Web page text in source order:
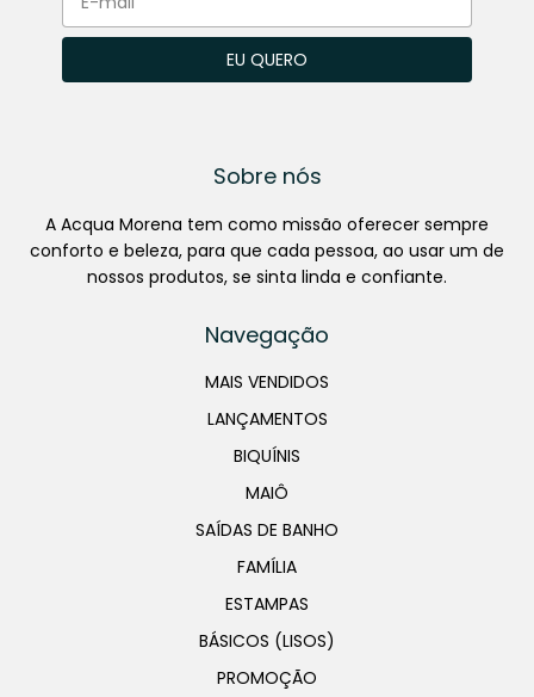
Sobre nós
A Acqua Morena tem como missão oferecer sempre
conforto e beleza, para que cada pessoa, ao usar um de
nossos produtos, se sinta linda e confiante.
Navegação
MAIS VENDIDOS
LANÇAMENTOS
BIQUÍNIS
MAIÔ
SAÍDAS DE BANHO
FAMÍLIA
ESTAMPAS
BÁSICOS (LISOS)
PROMOÇÃO